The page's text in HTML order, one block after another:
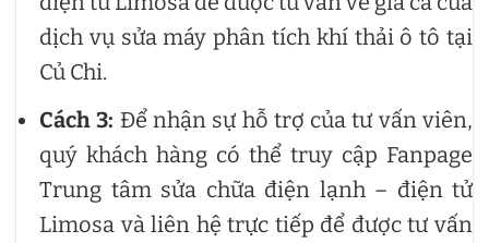
dịch vụ sửa máy phân tích khí thải ô tô tại
Củ Chi.
Cách 3: Để nhận sự hỗ trợ của tư vấn viên,
quý khách hàng có thể truy cập Fanpage
Trung tâm sửa chữa điện lạnh – điện tử
Limosa và liên hệ trực tiếp để được tư vấn